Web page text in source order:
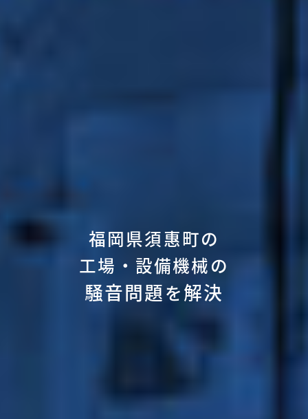
福岡県須惠町の
工場・設備機械の
騒音問題を解決